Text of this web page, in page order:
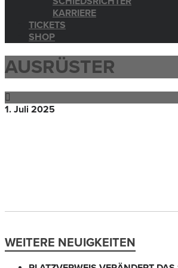
KARRIERE
TICKETS
SHOP
AUSRÜSTER
1. Juli 2025
WEITERE NEUIGKEITEN